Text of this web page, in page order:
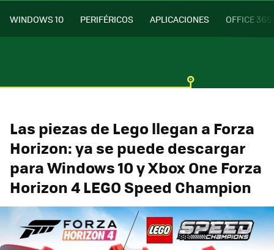
WINDOWS 10 PERIFÉRICOS APLICACIONES OFFICE 365
Las piezas de Lego llegan a Forza
Horizon: ya se puede descargar
para Windows 10 y Xbox One Forza
Horizon 4 LEGO Speed ​​Champion